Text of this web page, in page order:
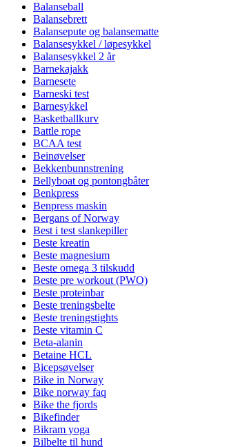
Balanseball
Balansebrett
Balansepute og balansematte
Balansesykkel / løpesykkel
Balansesykkel 2 år
Barnekajakk
Barnesete
Barneski test
Barnesykkel
Basketballkurv
Battle rope
BCAA test
Beinøvelser
Bekkenbunnstrening
Bellyboat og pontongbåter
Benkpress
Benpress maskin
Bergans of Norway
Best i test slankepiller
Beste kreatin
Beste magnesium
Beste omega 3 tilskudd
Beste pre workout (PWO)
Beste proteinbar
Beste treningsbelte
Beste treningstights
Beste vitamin C
Beta-alanin
Betaine HCL
Bicepsøvelser
Bike in Norway
Bike norway faq
Bike the fjords
Bikefinder
Bikram yoga
Bilbelte til hund